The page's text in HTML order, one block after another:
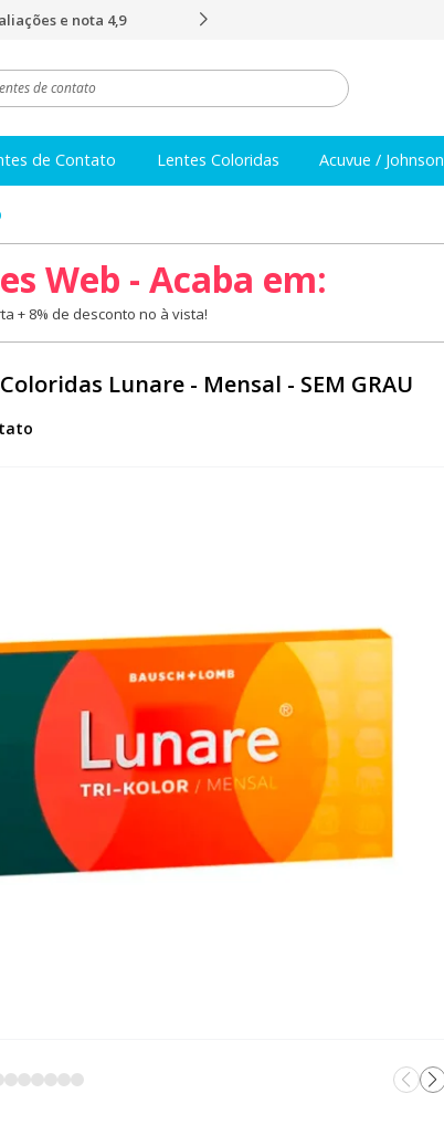
rápido do Brasil
de Contato Lentes Coloridas Acuvue / Johnson
Web - Acaba em:
+ 8% de desconto no à vista!
Lunare - Mensal - SEM GRAU